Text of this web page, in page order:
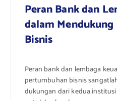
Peran Bank dan
dalam
Bisnis
Peran bank dan lembaga
pertumbuhan bisnis
dukungan dari kedua